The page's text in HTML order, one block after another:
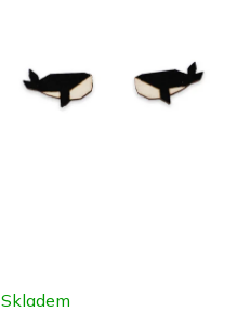
Skladem